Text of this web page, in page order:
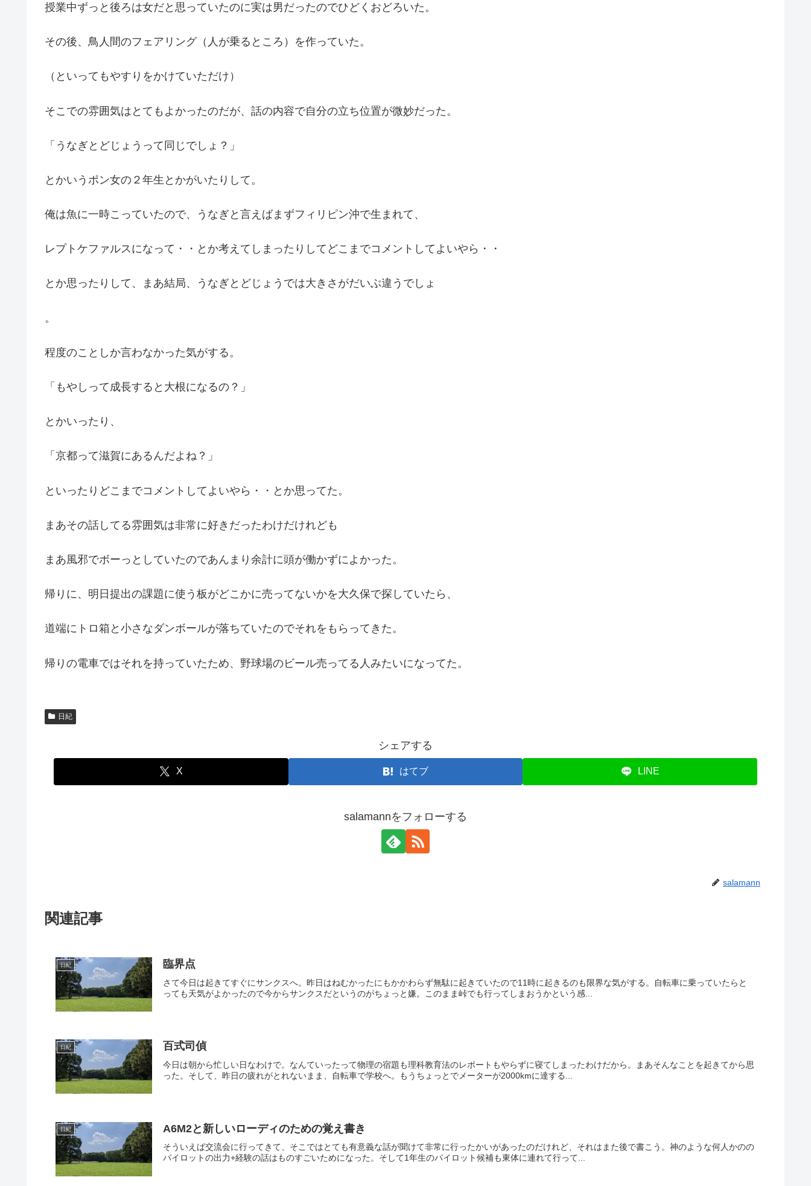
授業中ずっと後ろは女だと思っていたのに実は男だったのでひどくおどろいた。
その後、鳥人間のフェアリング（人が乗るところ）を作っていた。
（といってもやすりをかけていただけ）
そこでの雰囲気はとてもよかったのだが、話の内容で自分の立ち位置が微妙だった。
「うなぎとどじょうって同じでしょ？」
とかいうポン女の２年生とかがいたりして。
俺は魚に一時こっていたので、うなぎと言えばまずフィリピン沖で生まれて、
レプトケファルスになって・・とか考えてしまったりしてどこまでコメントしてよいやら・・
とか思ったりして、まあ結局、うなぎとどじょうでは大きさがだいぶ違うでしょ
。
程度のことしか言わなかった気がする。
「もやしって成長すると大根になるの？」
とかいったり、
「京都って滋賀にあるんだよね？」
といったりどこまでコメントしてよいやら・・とか思ってた。
まあその話してる雰囲気は非常に好きだったわけだけれども
まあ風邪でボーっとしていたのであんまり余計に頭が働かずによかった。
帰りに、明日提出の課題に使う板がどこかに売ってないかを大久保で探していたら、
道端にトロ箱と小さなダンボールが落ちていたのでそれをもらってきた。
帰りの電車ではそれを持っていたため、野球場のビール売ってる人みたいになってた。
日紀
シェアする
X はてブ LINE
salamannをフォローする
salamann
関連記事
日紀 臨界点
さて今日は起きてすぐにサンクスへ。昨日はねむかったにもかかわらず無駄に起きていたので11時に起きるのも限界な気がする。自転車に乗っていたらと
っても天気がよかったので今からサンクスだというのがちょっと嫌。このまま峠でも行ってしまおうかという感...
日紀 百式司偵
今日は朝から忙しい日なわけで。なんていったって物理の宿題も理科教育法のレポートもやらずに寝てしまったわけだから。まあそんなことを起きてから思
った。そして、昨日の疲れがとれないまま、自転車で学校へ。もうちょっとでメーターが2000kmに達する...
日紀 A6M2と新しいローディのための覚え書き
そういえば交流会に行ってきて、そこではとても有意義な話が聞けて非常に行ったかいがあったのだけれど、それはまた後で書こう。神のような何人かのの
パイロットの出力+経験の話はものすごいためになった。そして1年生のパイロット候補も東体に連れて行って...